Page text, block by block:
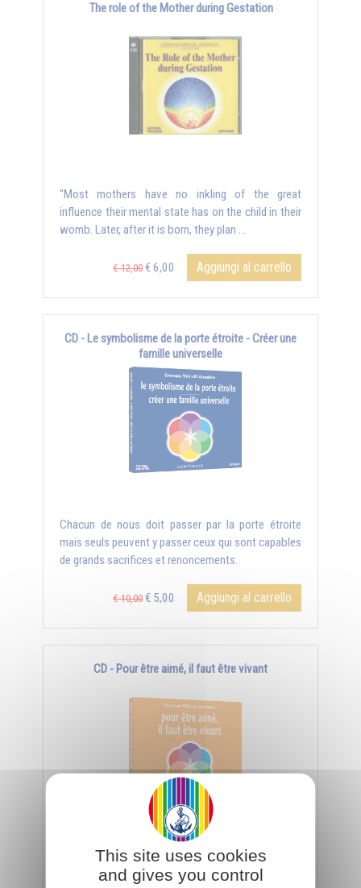
The role of the Mother during Gestation
"Most mothers have no inkling of the great
influence their mental state has on the child in their
womb. Later, after it is born, they plan …
€ 12,00 € 6,00 Aggiungi al carrello
CD - Le symbolisme de la porte étroite - Créer une
famille universelle
Chacun de nous doit passer par la porte étroite
mais seuls peuvent y passer ceux qui sont capables
de grands sacrifices et renoncements.
€ 10,00 € 5,00 Aggiungi al carrello
CD - Pour être aimé, il faut être vivant
Pour être aimé et ne pas ennuyer les autres, il nous
faut entretenir en nous la source de la vie, toujours
This site uses cookies
and gives you control